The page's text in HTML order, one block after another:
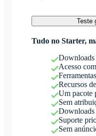
Teste
Tudo no Starter,
Acesso
Recursos
Um pacote
Sem
Downloads
Suporte
Sem